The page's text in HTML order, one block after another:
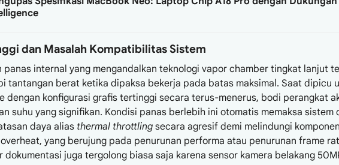
dan Masalah Kompatibilitas Sistem
panas internal yang mengandalkan teknologi vapor chamber tingkat lanjut
tantangan berat ketika dipaksa bekerja pada batas maksimal. Saat dipicu
dengan konfigurasi grafis tertinggi secara terus-menerus, bodi perangkat
suhu yang signifikan. Kondisi panas berlebih ini otomatis memaksa sistem
daya alias thermal throttling secara agresif demi melindungi
yang berujung pada penurunan performa atau penurunan frame
dokumentasi juga tergolong biasa saja karena sensor kamera belakang